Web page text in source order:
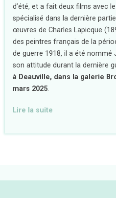
d’été, et a fait deux films avec
spécialisé dans la dernière
œuvres de Charles Lapicque
des peintres français de la
de guerre 1918, il a été
son attitude durant la dernière
à Deauville, dans la galerie
mars 2025.
Lire la suite